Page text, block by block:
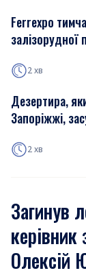
Ferrexpo
залізорудної
2 хв
Дезертира,
Запоріжжі,
2 хв
Загинув
Олексій